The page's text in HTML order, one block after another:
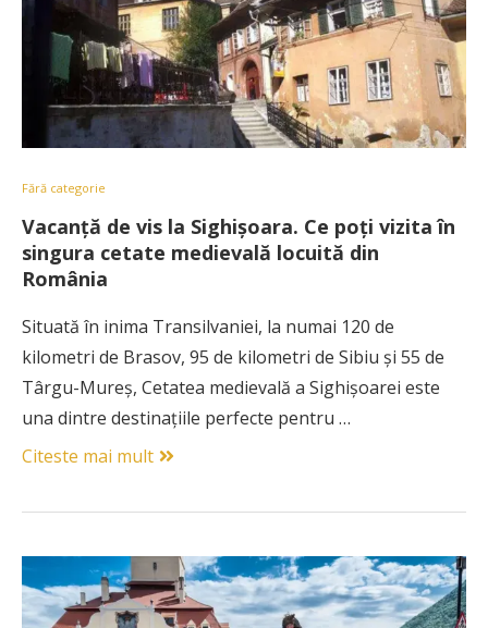
Fără categorie
Vacanță de vis la Sighișoara. Ce poți vizita în
singura cetate medievală locuită din
România
Situată în inima Transilvaniei, la numai 120 de
kilometri de Brasov, 95 de kilometri de Sibiu și 55 de
Târgu-Mureș, Cetatea medievală a Sighișoarei este
una dintre destinațiile perfecte pentru …
Citeste mai mult